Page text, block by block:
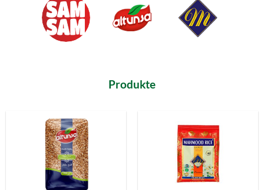
Produkte